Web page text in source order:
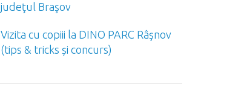
judeţul Braşov
Vizita cu copiii la DINO PARC Râşnov
(tips & tricks și concurs)